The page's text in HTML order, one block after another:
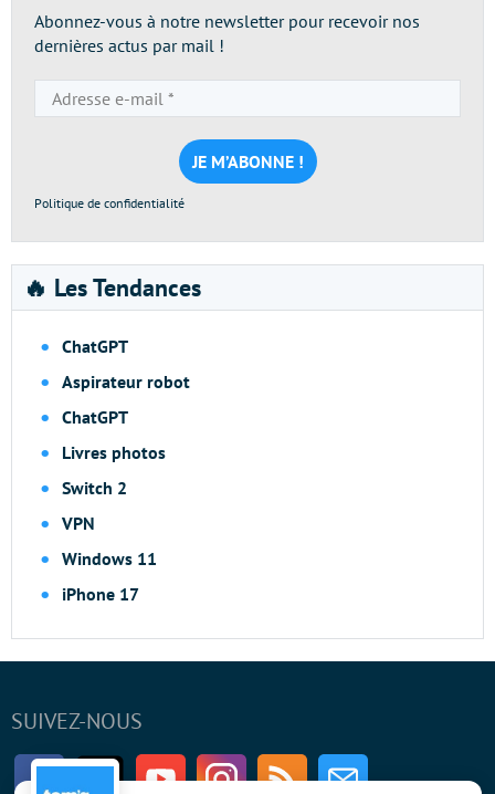
Abonnez-vous à notre newsletter pour recevoir nos
dernières actus par mail !
e-
mail
*
Politique de confidentialité
🔥 Les Tendances
ChatGPT
Aspirateur robot
ChatGPT
Livres photos
Switch 2
VPN
Windows 11
iPhone 17
SUIVEZ-NOUS
FacebookTwitter Youtube InstagramRSS Newsletter